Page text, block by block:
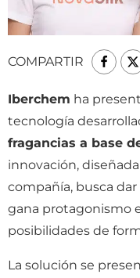
COMPARTIR
Iberchem ha
tecnología
fragancias a base
innovación,
compañía, busca
gana protagonismo
posibilidades de
La solución se